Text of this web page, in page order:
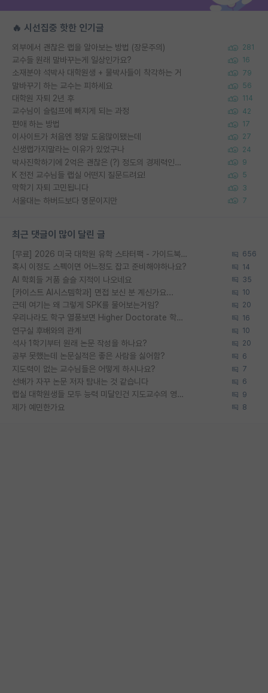
🔥 시선집중 핫한 인기글
외부에서 괜찮은 랩을 알아보는 방법 (장문주의) 281
교수들 원래 말바꾸는게 일상인가요? 16
소재분야 석박사 대학원생 + 물박사들이 착각하는 거 79
말바꾸기 하는 교수는 피하세요 56
대학원 자퇴 2년 후 114
교수님이 슬럼프에 빠지게 되는 과정 42
편애 하는 방법 17
이사이트가 처음엔 정말 도움많이됐는데 27
신생랩가지말라는 이유가 있었구나 24
박사진학하기에 2억은 괜찮은 (?) 정도의 경제력인가요 9
K 전전 교수님들 랩실 어떤지 질문드려요! 5
막학기 자퇴 고민됩니다 3
서울대는 하버드보다 명문이지만 7
최근 댓글이 많이 달린 글
[무료] 2026 미국 대학원 유학 스타터팩 - 가이드북 & 합격자 컨택메일 템플릿 656
혹시 이정도 스펙이면 어느정도 잡고 준비해야하나요? 14
AI 학회들 거품 슬슬 지적이 나오네요 35
[카이스트 AI시스템학과] 면접 보신 분 계신가요... 10
근데 여기는 왜 그렇게 SPK를 물어보는거임? 20
우리나라도 학구 열풍보면 Higher Doctorate 학위가 필요하다고 봅니다. 16
연구실 후배와의 관계 10
석사 1학기부터 원래 논문 작성을 하나요? 20
공부 못했는데 논문실적은 좋은 사람을 싫어함? 6
지도력이 없는 교수님들은 어떻게 하시나요? 7
선배가 자꾸 논문 저자 탐내는 것 같습니다 6
랩실 대학원생들 모두 능력 미달인건 지도교수의 영향 아닌가? 9
제가 예민한가요 8